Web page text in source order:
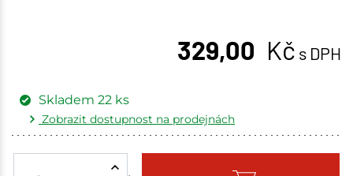
329,00 Kč s DPH
Skladem 22 ks
Zobrazit dostupnost na prodejnách